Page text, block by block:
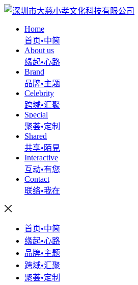
Home
首页•中简
About us
缘起•心路
Brand
品牌•主题
Celebrity
跨域•汇聚
Special
聚荟•定制
Shared
共享•陌見
Interactive
互动•有您
Contact
联络•我在
首页•中简
缘起•心路
品牌•主题
跨域•汇聚
聚荟•定制